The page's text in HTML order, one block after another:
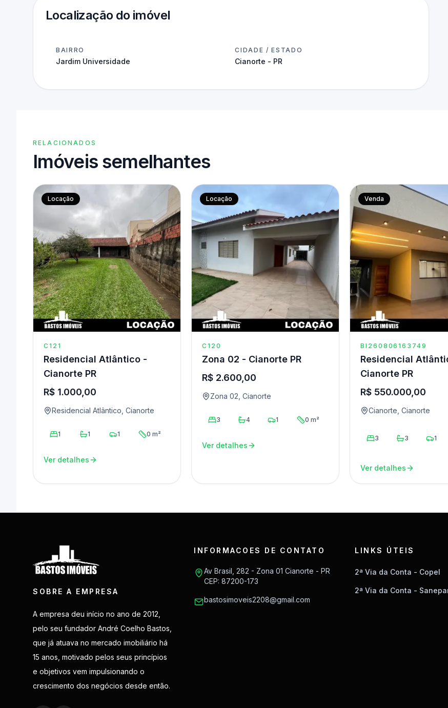
Localização do imóvel
BAIRRO
Jardim Universidade
CIDADE / ESTADO
Cianorte - PR
RELACIONADOS
Imóveis semelhantes
Locação
C121
Residencial Atlântico -
Cianorte PR
R$ 1.000,00
Residencial Atlântico, Cianorte
1 1 1 0 m²
Ver detalhes
Locação
C120
Zona 02 - Cianorte PR
R$ 2.600,00
Zona 02, Cianorte
3 4 1 0 m²
Ver detalhes
Venda
BI260806163749
Residencial
Cianorte PR
R$ 550.000,00
Cianorte, Cianorte
3 3 1
Ver detalhes
SOBRE A EMPRESA
A empresa deu início no ano de 2012,
pelo seu fundador André Coelho Bastos,
que já atuava no mercado imobiliário há
15 anos, motivado pelos seus princípios
e objetivos vem impulsionando o
crescimento dos negócios desde então.
INFORMACOES DE CONTATO
Av Brasil, 282 - Zona 01 Cianorte - PR
CEP: 87200-173
bastosimoveis2208@gmail.com
LINKS ÚTEIS
2ª Via da Conta - Copel
2ª Via da Conta -